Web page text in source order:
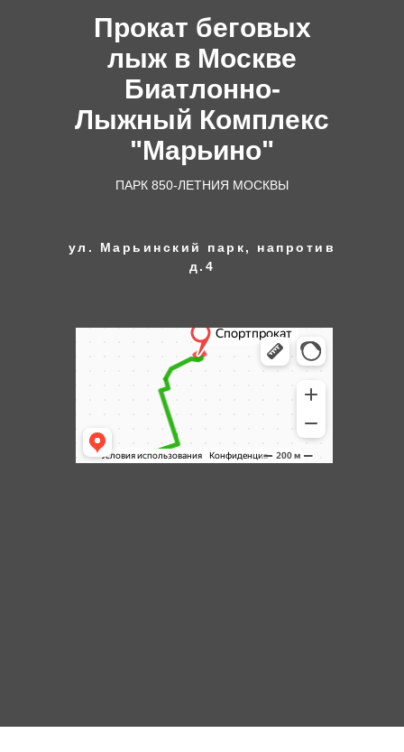
Прокат беговых
лыж в Москве
Биатлонно-
Лыжный Комплекс
"Марьино"
ПАРК 850-ЛЕТНИЯ МОСКВЫ
ул. Марьинский парк, напротив
д.4